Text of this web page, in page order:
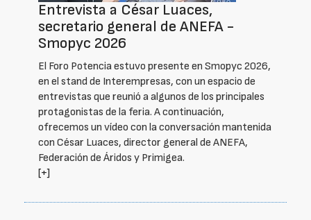
Entrevista a César Luaces,
secretario general de ANEFA -
Smopyc 2026
El Foro Potencia estuvo presente en Smopyc 2026,
en el stand de Interempresas, con un espacio de
entrevistas que reunió a algunos de los principales
protagonistas de la feria. A continuación,
ofrecemos un vídeo con la conversación mantenida
con César Luaces, director general de ANEFA,
Federación de Áridos y Primigea.
[+]